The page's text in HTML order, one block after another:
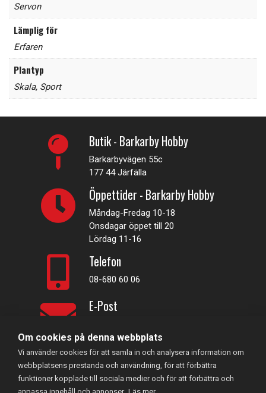
Servon
Lämplig för
Erfaren
Plantyp
Skala, Sport
Butik - Barkarby Hobby
Barkarbyvägen 55c
177 44 Järfälla
Öppettider - Barkarby Hobby
Måndag-Fredag 10-18
Onsdagar öppet till 20
Lördag 11-16
Telefon
08-680 60 06
E-Post
Garanti och reklamation
Frakt och köpevillkor
Integritetspolicy
Om cookies på denna webbplats
Vi använder cookies för att samla in och analysera information om
webbplatsens prestanda och användning, för att förbättra
funktioner kopplade till sociala medier och för att förbättra och
anpassa innehåll och annonser. Läs mer